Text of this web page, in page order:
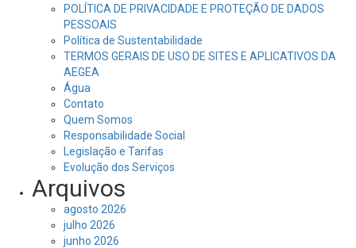
POLÍTICA DE PRIVACIDADE E PROTEÇÃO DE DADOS
PESSOAIS
Política de Sustentabilidade
TERMOS GERAIS DE USO DE SITES E APLICATIVOS DA
AEGEA
Água
Contato
Quem Somos
Responsabilidade Social
Legislação e Tarifas
Evolução dos Serviços
Arquivos
agosto 2026
julho 2026
junho 2026